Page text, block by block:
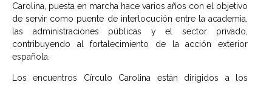
Carolina, puesta en marcha hace varios años con el objetivo
de servir como puente de interlocución entre la academia,
las administraciones públicas y el sector privado,
contribuyendo al fortalecimiento de la acción exterior
española.
Los encuentros Círculo Carolina están dirigidos a los